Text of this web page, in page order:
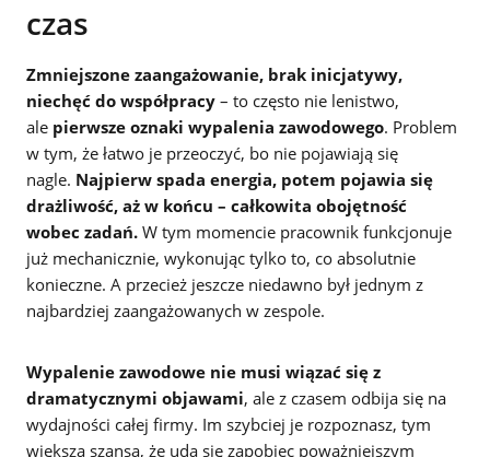
czas
Zmniejszone zaangażowanie, brak inicjatywy,
niechęć do współpracy – to często nie lenistwo,
ale pierwsze oznaki wypalenia zawodowego. Problem
w tym, że łatwo je przeoczyć, bo nie pojawiają się
nagle. Najpierw spada energia, potem pojawia się
drażliwość, aż w końcu – całkowita obojętność
wobec zadań. W tym momencie pracownik funkcjonuje
już mechanicznie, wykonując tylko to, co absolutnie
konieczne. A przecież jeszcze niedawno był jednym z
najbardziej zaangażowanych w zespole.
Wypalenie zawodowe nie musi wiązać się z
dramatycznymi objawami, ale z czasem odbija się na
wydajności całej firmy. Im szybciej je rozpoznasz, tym
większa szansa, że uda się zapobiec poważniejszym